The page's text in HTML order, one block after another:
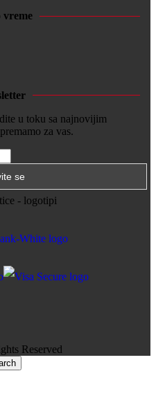
vreme
u toku sa najnovijim
za vas.
Reserved